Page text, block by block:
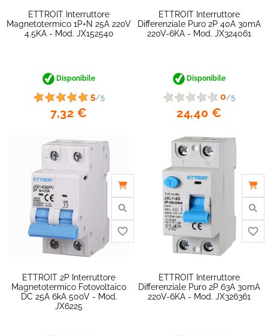
ETTROIT Interruttore
Magnetotermico 1P+N 25A 220V
4.5KA - Mod. JX152540
Disponibile
5/5
7,32 €
ETTROIT Interruttore
Differenziale Puro 2P 40A 30mA
220V-6KA - Mod. JX324061
Disponibile
0/5
24,40 €
ETTROIT 2P Interruttore
Magnetotermico Fotovoltaico
DC 25A 6kA 500V - Mod.
JX6225
ETTROIT Interruttore
Differenziale Puro 2P 63A 30mA
220V-6KA - Mod. JX326361